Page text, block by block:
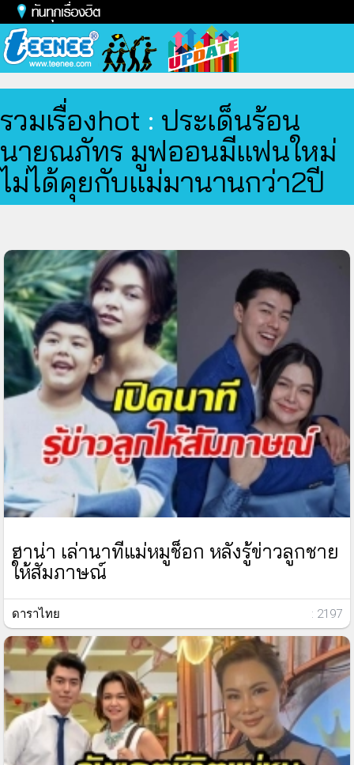
รวมเรื่องhot : ประเด็นร้อน
นายณภัทร มูฟออนมีแฟนใหม่
ไม่ได้คุยกับแม่มานานกว่า2ปี
ฮาน่า เล่านาทีแม่หมูช็อก หลังรู้ข่าวลูกชาย
ให้สัมภาษณ์
ดาราไทย : 2197